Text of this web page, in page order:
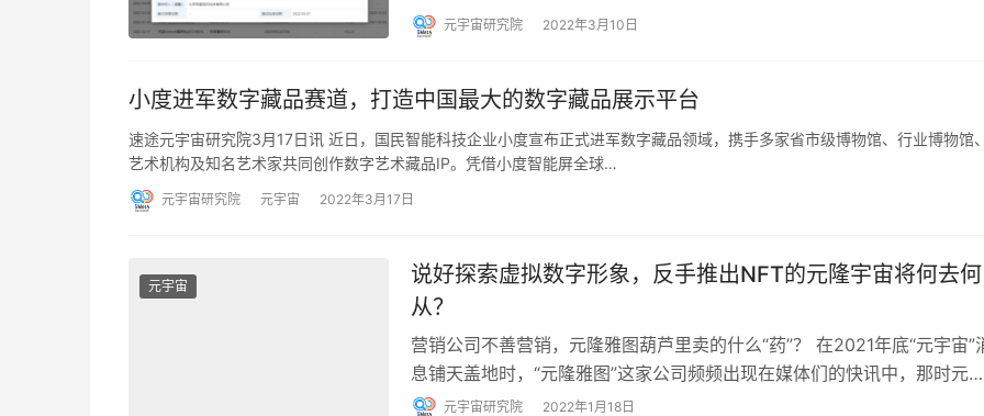
元宇宙研究院 2022年3月10日
小度进军数字藏品赛道，打造中国最大的数字藏品展示平台
速途元宇宙研究院3月17日讯 近日，国民智能科技企业小度宣布正式进军数字藏品领域，携手多家省市级博物馆、行业博物馆
艺术机构及知名艺术家共同创作数字艺术藏品IP。凭借小度智能屏全球…
元宇宙研究院 元宇宙 2022年3月17日
元宇宙
说好探索虚拟数字形象，反手推出NFT的元隆宇宙将何去何
从？
营销公司不善营销，元隆雅图葫芦里卖的什么“药”？ 在2021年底“元宇宙”
息铺天盖地时，“元隆雅图”这家公司频频出现在媒体们的快讯中，那时元
雅图成立了全资子公司“元隆宇宙数字技…
元宇宙研究院 2022年1月18日